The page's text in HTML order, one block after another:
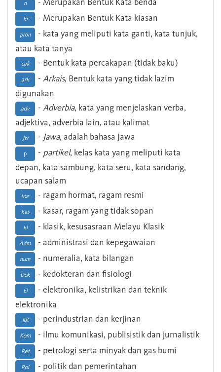
n
ki - Merupakan Bentuk Kata kiasan
pron
- kata yang meliputi kata ganti, kata tunjuk,
atau kata tanya
cak - Bentuk kata percakapan (tidak baku)
ark - Arkais, Bentuk kata yang tidak lazim
digunakan
adv - Adverbia, kata yang menjelaskan verba,
adjektiva, adverbia lain, atau kalimat
Jw - Jawa, adalah bahasa Jawa
p - partikel, kelas kata yang meliputi kata
depan, kata sambung, kata seru, kata sandang,
ucapan salam
hor - ragam hormat, ragam resmi
kas - kasar, ragam yang tidak sopan
kl - klasik, kesusasraan Melayu Klasik
Adm - administrasi dan kepegawaian
num - numeralia, kata bilangan
Dok - kedokteran dan fisiologi
El
- elektronika, kelistrikan dan teknik
elektronika
Idt - perindustrian dan kerjinan
Kom - ilmu komunikasi, publisistik dan jurnalistik
Pet - petrologi serta minyak dan gas bumi
Pol - politik dan pemerintahan